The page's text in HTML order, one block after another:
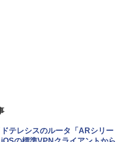
テレシスのルータ「ARシリー